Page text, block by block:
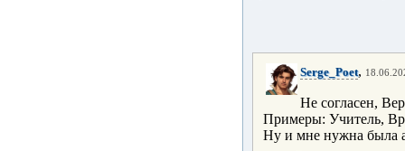
Serge_Poet,
Не согласен,
Примеры: Учитель,
Ну и мне нужна была